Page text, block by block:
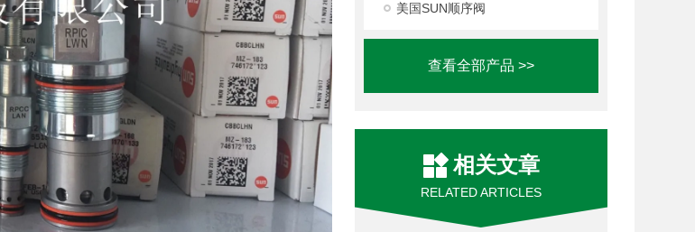
美国SUN顺序阀
查看全部产品 >>
相关文章
RELATED ARTICLES